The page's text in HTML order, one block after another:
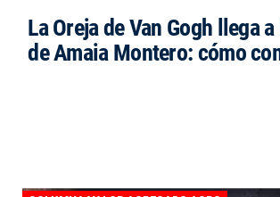
La Oreja de Van Gogh llega
de Amaia Montero: cómo